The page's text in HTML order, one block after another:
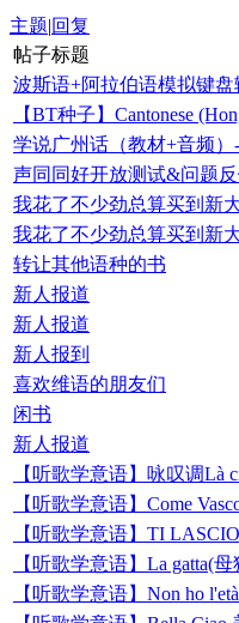
主题|回复
帖子标题
波斯语+阿拉伯语模拟键
【BT种子】Cantonese
学说广州话（教材+音频
声同同好开放测试&问题
我花了不少劲总算买到新
我花了不少劲总算买到新
转让其他语种的书
新人报道
新人报道
新人报到
喜欢维语的朋友们
闲书
新人报道
【听歌学意语】咏叹调Là
【听歌学意语】Come
【听歌学意语】TI
【听歌学意语】La gatta(母
【听歌学意语】Non ho